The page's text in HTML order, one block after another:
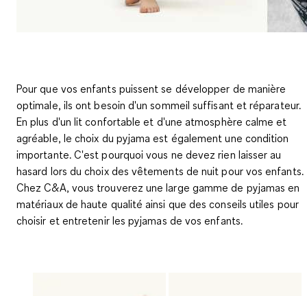
Pour que vos enfants puissent se développer de manière
optimale, ils ont besoin d'un sommeil suffisant et réparateur.
En plus d'un lit confortable et d'une atmosphère calme et
agréable, le choix du pyjama est également une condition
importante. C'est pourquoi vous ne devez rien laisser au
hasard lors du choix des vêtements de nuit pour vos enfants.
Chez C&A, vous trouverez une large gamme de pyjamas en
matériaux de haute qualité ainsi que des conseils utiles pour
choisir et entretenir les pyjamas de vos enfants.